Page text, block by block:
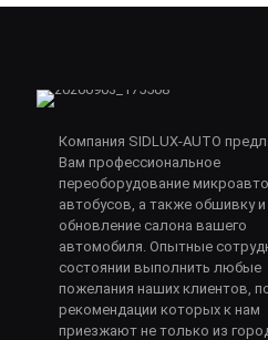
Компания SIDLUX-AUTO
Вам профессиональное
переоборудование
автобусов, а также обшивку и
обновление салона вашего
автомобиля. Опытные
состоянии выполнить любые
пожелания наших клиентов,
рекомендации которых к нам
приезжают не только из